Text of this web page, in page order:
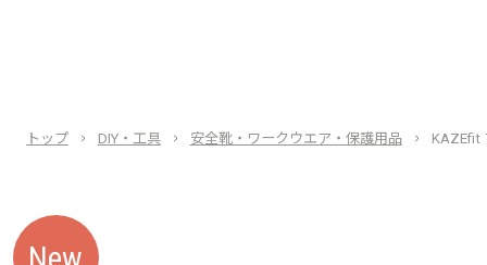
トップ DIY・工具 安全靴・ワークウエア・保護用品 KAZEfit